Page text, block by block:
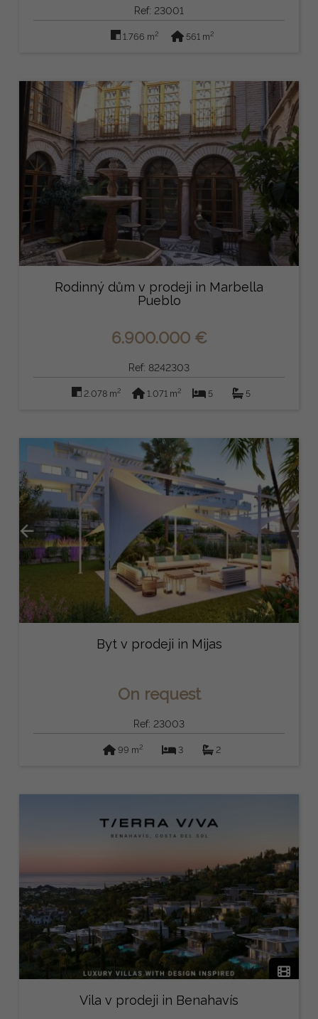
Ref: 23001
1.766 m2 561 m2
Rodinný dům v prodeji in Marbella
Pueblo
6.900.000 €
Ref: 8242303
2.078 m2 1.071 m2 5 5
Byt v prodeji in Mijas
On request
Ref: 23003
99 m2 3 2
Vila v prodeji in Benahavís